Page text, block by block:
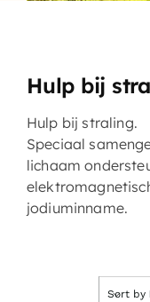
Hulp bij
Hulp bij straling.
Speciaal
lichaam
jodiuminname.
Sort by